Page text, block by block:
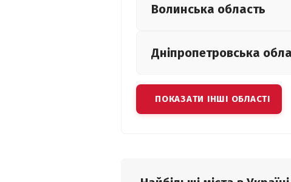
Волинська область
Дніпропетровська
ПОКАЗАТИ ІНШІ ОБЛАСТІ